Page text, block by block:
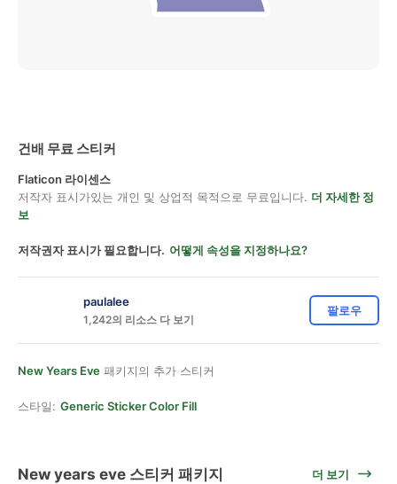
건배 무료 스티커
Flaticon 라이센스
저작자 표시가있는 개인 및 상업적 목적으로 무료입니다. 더 자세한 정
보
저작권자 표시가 필요합니다. 어떻게 속성을 지정하나요?
paulalee
1,242의 리소스 다 보기
팔로우
New Years Eve 패키지의 추가 스티커
스타일: Generic Sticker Color Fill
New years eve 스티커 패키지 더 보기